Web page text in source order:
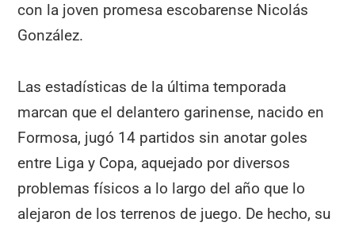
con la joven promesa escobarense Nicolás
González.
Las estadísticas de la última temporada
marcan que el delantero garinense, nacido en
Formosa, jugó 14 partidos sin anotar goles
entre Liga y Copa, aquejado por diversos
problemas físicos a lo largo del año que lo
alejaron de los terrenos de juego. De hecho, su